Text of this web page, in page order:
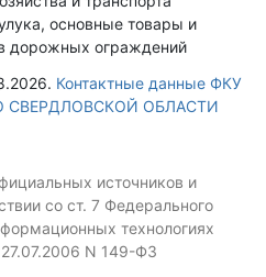
основные товары и
дорожных ограждений
Контактные данные ФКУ
СВЕРДЛОВСКОЙ ОБЛАСТИ
источников и
со ст. 7 Федерального
технологиях
N 149-ФЗ